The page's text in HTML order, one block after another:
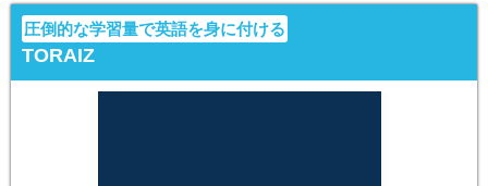
圧倒的な学習量で英語を身に付ける
TORAIZ